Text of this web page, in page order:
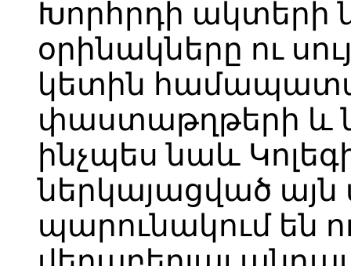
Խորհրդի ակտերի
օրինակները ու
կետին
փաստաթղթերի և
ինչպես նաև
ներկայացված
պարունակում են